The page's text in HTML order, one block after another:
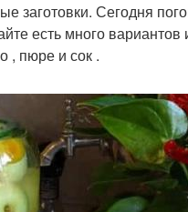
заготовки. Сегодня
есть много вариантов
, пюре и сок .